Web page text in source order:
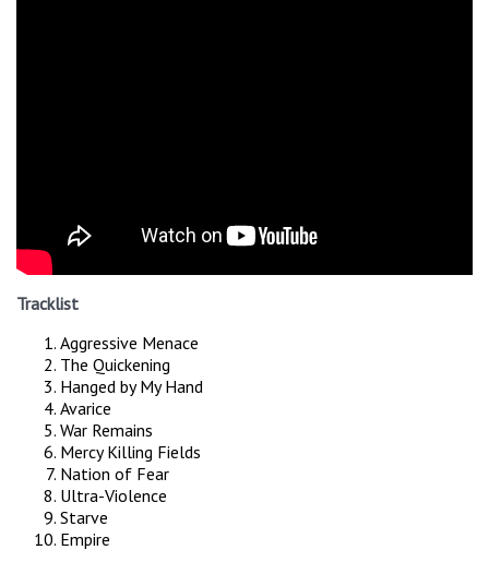
Tracklist
Aggressive Menace
The Quickening
Hanged by My Hand
Avarice
War Remains
Mercy Killing Fields
Nation of Fear
Ultra-Violence
Starve
Empire